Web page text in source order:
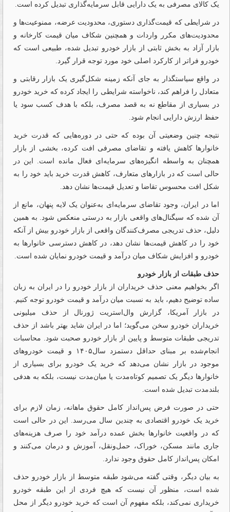
یک کالای مصرفی به یک دارایی قابل سرمایه‌گذاری تبدیل کرده است.
در شرایطی که قیمت‌گذاری دستوری، محدودیت عرضه، ممنوعیت‌ها و
محدودیت‌های مکرر واردات و همچنین شکاف میان قیمت کارخانه و
بازار آزاد به بخش ثابتی از بازار خودرو تبدیل شده، طبیعی است که
خودرو فراتر از کارکرد اصلی خود مورد توجه قرار گیرد.
در واقع سیاستگذار به جای آنکه زمینه شکل‌گیری یک بازار رقابتی و
متعادل را فراهم کند، ناخواسته شرایطی را ایجاد کرده که خرید خودرو
در بسیاری از مقاطع نه به قصد مصرف، بلکه با هدف کسب سود یا
حفظ ارزش دارایی انجام شود.
نتیجه چنین وضعیتی آن بوده که حتی در دوره‌هایی که قدرت خرید
خانوارها کاهش یافته و تقاضای مصرفی افت کرده، بخشی از بازار
همچنان به واسطه انگیزه‌های سرمایه‌ای فعال مانده است. این در
حالی است که در بازارهای متعارف، کاهش قدرت خرید باید خود را به
شکل افت محسوس تقاضا و تعدیل قیمت‌ها نشان دهد.
اما در ایران، وجود تقاضای سرمایه‌ای به‌عنوان یک لایه پنهان، مانع از
آن شده که سیگنال‌های واقعی بازار به درستی منعکس شود. به همین
دلیل، حذف تدریجی مصرف‌کنندگان واقعی از بازار خودرو بیش از آنکه
خود را در کاهش قیمت‌ها نشان دهد، در کاهش دسترسی خانوارها به
خودرو و افزایش شکاف میان درآمد و قیمت خودرو نمایان شده است.
حذف طبقات از بازار خودرو
اگر بخواهیم معنی حذف خریداران از بازار خودرو را در ایران به زبان
ساده توضیح دهیم، باید به نسبت میان درآمد و قیمت خودرو توجه کنیم.
در بازار آمریکا، گزارش وال‌استریت ژورنال از حذف میلیونی
خریداران خودرو سخن می‌گوید؛ اما در ایران شاید بهتر باشد از حذف
تدریجی طبقات متوسط و پایین از بازار خودرو صحبت شود. محاسبات
انجام‌شده بر مبنای حداقل دستمزد سال۱۴۰۵ و قیمت خودروهای
موجود در بازار نشان می‌دهد که خرید یک خودرو برای بسیاری از
خانوارها دیگر یک تصمیم کوتاه‌مدت یا میان‌مدت نیست، بلکه به هدفی
بلندمدت تبدیل شده است.
حتی در صورت فرض پس‌انداز کامل حقوق ماهانه، زمان لازم برای
خرید یک خودرو اقتصادی به چندین سال می‌رسد. این در حالی است
که در واقعیت خانوارها بخش عمده درآمد خود را صرف هزینه‌های
جاری مانند مسکن، خوراک، حمل‌ونقل، آموزش و درمان می‌کنند و
امکان پس‌انداز کامل حقوق وجود ندارد.
به بیان دیگر، وقتی گفته می‌شود طبقه متوسط از بازار خودرو حذف
شده است، منظور آن نیست که هیچ فردی از این طبقه خودرو
خریداری نمی‌کند، بلکه مفهوم آن است که خرید خودرو دیگر از محل